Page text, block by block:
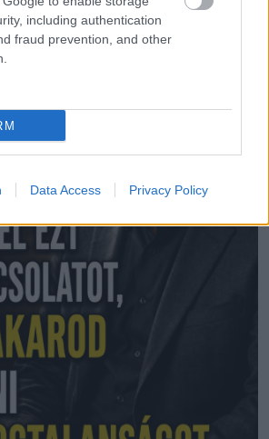
including authentication
fraud prevention, and other
Data Access Privacy Policy